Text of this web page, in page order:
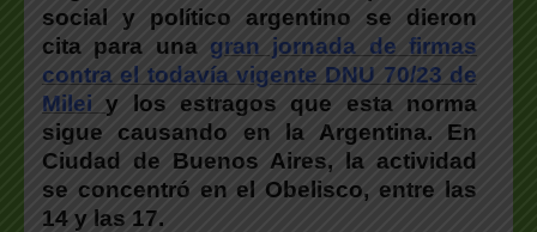
social y político argentino se dieron
cita para una gran jornada de firmas
contra el todavía vigente DNU 70/23 de
Milei y los estragos que esta norma
sigue causando en la Argentina. En
Ciudad de Buenos Aires, la actividad
se concentró en el Obelisco, entre las
14 y las 17.